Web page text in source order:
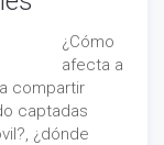
¿Cómo
afecta a
compartir
captadas
¿dónde